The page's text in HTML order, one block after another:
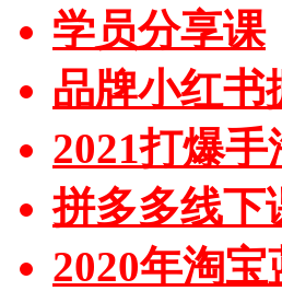
学员分享课
品牌小红书
2021打爆
拼多多线下
2020年淘